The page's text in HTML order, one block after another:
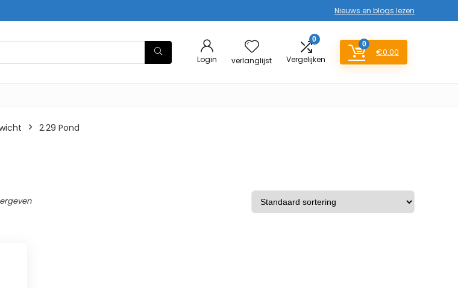
Nieuws en blogs lezen
Login verlanglijst
0
Vergelijken
0
€0.00
‎2.29 Pond